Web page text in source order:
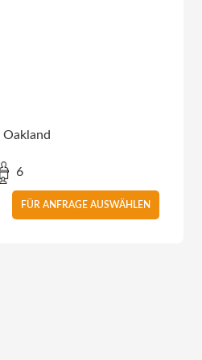
Oakland
6
FÜR ANFRAGE AUSWÄHLEN